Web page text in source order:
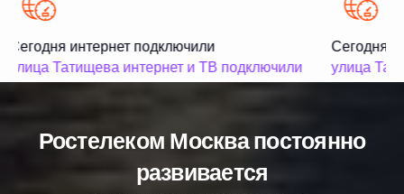
Сегодня интернет подключили
улица Татищева интернет и ТВ подключили
Сегодня
улица
Ростелеком Москва постоянно
развивается